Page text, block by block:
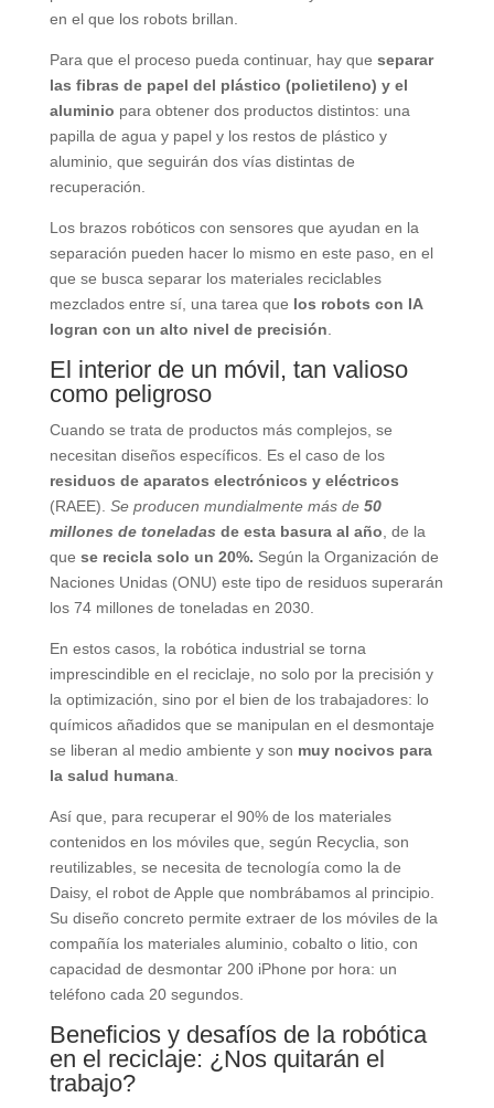
en el que los robots brillan.
Para que el proceso pueda continuar, hay que separar
las fibras de papel del plástico (polietileno) y el
aluminio para obtener dos productos distintos: una
papilla de agua y papel y los restos de plástico y
aluminio, que seguirán dos vías distintas de
recuperación.
Los brazos robóticos con sensores que ayudan en la
separación pueden hacer lo mismo en este paso, en el
que se busca separar los materiales reciclables
mezclados entre sí, una tarea que los robots con IA
logran con un alto nivel de precisión
El interior de un móvil, tan valioso
como peligroso
Cuando se trata de productos más complejos, se
necesitan diseños específicos. Es el caso de los
residuos de aparatos electrónicos y eléctricos
(RAEE). Se producen mundialmente más de 50
millones de toneladas de esta basura al año , de la
que se recicla solo un 20%. Según la Organización de
Naciones Unidas (ONU) este tipo de residuos superarán
los 74 millones de toneladas en 2030.
En estos casos, la robótica industrial se torna
imprescindible en el reciclaje, no solo por la precisión y
la optimización, sino por el bien de los trabajadores: lo
químicos añadidos que se manipulan en el desmontaje
se liberan al medio ambiente y son muy nocivos para
la salud humana.
Así que, para recuperar el 90% de los materiales
contenidos en los móviles que, según Recyclia, son
reutilizables, se necesita de tecnología como la de
Daisy, el robot de Apple que nombrábamos al principio.
Su diseño concreto permite extraer de los móviles de la
compañía los materiales aluminio, cobalto o litio, con
capacidad de desmontar 200 iPhone por hora: un
teléfono cada 20 segundos.
Beneficios y desafíos de la robótica
en el reciclaje: ¿Nos quitarán el
trabajo?